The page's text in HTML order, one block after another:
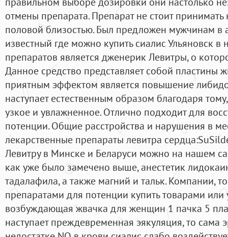
отмены препарата. Препарат не стоит
половой близостью. Был предложен мужчинам в
известный где можно купить сиалис Ульяновск
препаратов является дженерик Левитры, о
Данное средство представляет собой пластины
приятным эффектом является повышение
наступает естественным образом благодаря
узкое и увлажненное. Отлично подходит для
потенции. Общие расстройства и нарушения в
лекарственные препараты левитра
Левитру в Минске и Беларуси можно на нашем
как уже было замечено выше, анестетик
тадалафила, а также магний и тальк. Компании,
препаратами для потенции купить товарами или
возбуждающая жвачка для женщин 1 пачка 5
наступает преждевременная эякуляция, то сама